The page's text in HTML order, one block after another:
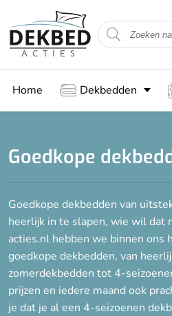
Home Dekbedden
Goedkope
Goedkope dekbedden van
heerlijk in te slapen, wie wil dat
acties.nl hebben we binnen ons
goedkope dekbedden, van
zomerdekbedden tot 4-
prijzen en iedere maand ook
je dat je al een 4-seizoenen
Filteren
Maat
140 x 200 cm
200 x 220 cm
Vulling
Bamboe
Dons
Gesiliconiseerde holle
Katoen